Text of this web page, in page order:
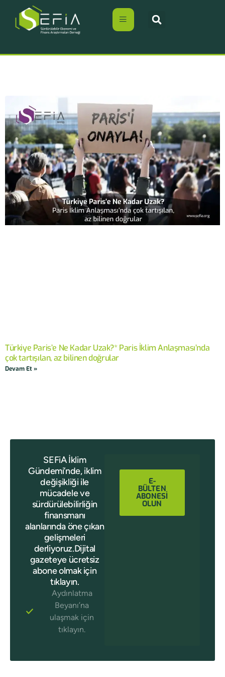
Türkiye Paris’e Ne Kadar Uzak?* Paris İklim Anlaşması’nda
çok tartışılan, az bilinen doğrular
Devam Et »
SEFiA İklim
Gündemi’nde, iklim
değişikliği ile
mücadele ve
sürdürülebilirliğin
finansmanı
alanlarında öne çıkan
gelişmeleri
derliyoruz.Dijital
gazeteye ücretsiz
abone olmak için
tıklayın.
Aydınlatma
Beyanı’na
ulaşmak için
tıklayın.
E-
BÜLTEN
ABONESİ
OLUN